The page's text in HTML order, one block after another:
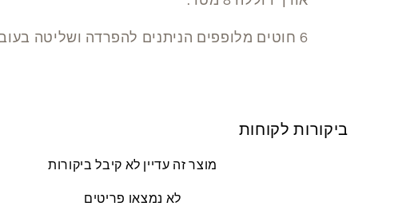
6 חוטים מלופפים הניתנים להפרדה ושליטה בעובי הרקמה.
ביקורות לקוחות
מוצר זה עדיין לא קיבל ביקורות
לא נמצאו פריטים